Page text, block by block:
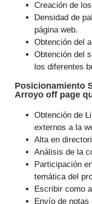
Creación de
Densidad de
página web.
Obtención del
Obtención del
los diferentes
Posicionamiento
Arroyo off page
Obtención de
externos a la
Alta en
Análisis de la
Participación
temática del
Escribir como
Envío de notas